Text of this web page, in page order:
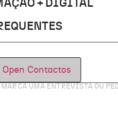
+ DIGITAL
Open Contactos
UMA ENTREVISTA OU